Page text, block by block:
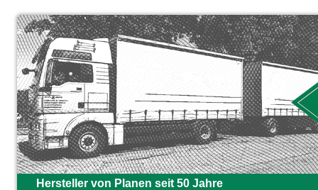
Hersteller von Planen seit 50 Jahre